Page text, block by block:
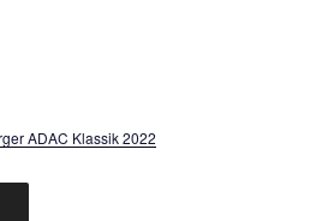
ADAC Klassik 2022